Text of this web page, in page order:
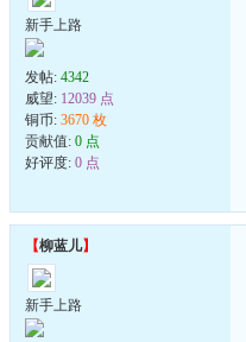
新手上路
发帖: 4342
威望: 12039 点
铜币: 3670 枚
贡献值: 0 点
好评度: 0 点
【柳蓝儿】
新手上路